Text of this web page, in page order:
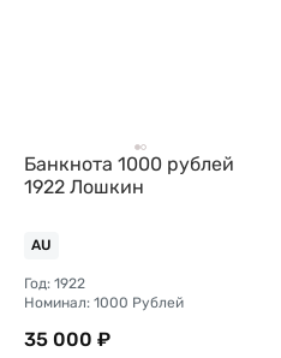
Банкнота 1000 рублей
1922 Лошкин
AU
Год: 1922
Номинал: 1000 Рублей
35 000 ₽